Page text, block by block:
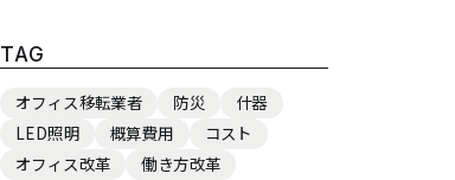
TAG
オフィス移転業者
防災
什器
LED照明
概算費用
コスト
オフィス改革
働き方改革